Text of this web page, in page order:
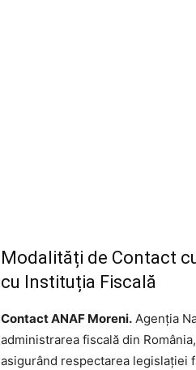
Modalități de Contact
cu Instituția Fiscală
Contact ANAF Moreni. Agenția
administrarea fiscală din
asigurând respectarea legislației